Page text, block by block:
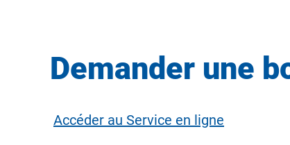
Demander une
Accéder au Service en ligne